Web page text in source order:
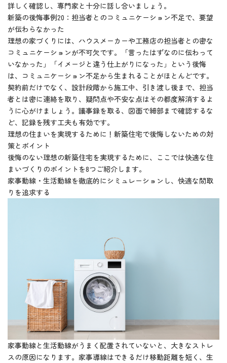
詳しく確認し、専門家と十分に話し合いましょう。
新築の後悔事例20：担当者とのコミュニケーション不足で、要望
が伝わらなかった
理想の家づくりには、ハウスメーカーや工務店の担当者との密な
コミュニケーションが不可欠です。「言ったはずなのに伝わって
いなかった」「イメージと違う仕上がりになった」という後悔
は、コミュニケーション不足から生まれることがほとんどです。
契約前だけでなく、設計段階から施工中、引き渡し後まで、担当
者とは密に連絡を取り、疑問点や不安な点はその都度解消するよ
うに心がけましょう。議事録を取る、図面で細部まで確認するな
ど、記録を残す工夫も有効です。
理想の住まいを実現するために！新築住宅で後悔しないための対
策とポイント
後悔のない理想の新築住宅を実現するために、ここでは快適な住
まいづくりのポイントを8つご紹介します。
家事動線・生活動線を徹底的にシミュレーションし、快適な間取
りを追求する
家事動線と生活動線がうまく配置されていないと、大きなストレ
スの原因になります。家事導線はできるだけ移動距離を短く、生